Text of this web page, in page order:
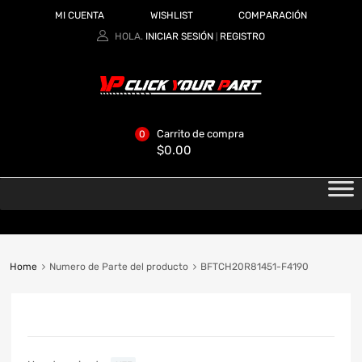
MI CUENTA WISHLIST
COMPARACIÓN
HOLA. INICIAR SESIÓN REGISTRO
Carrito de compra
$0.00
0
Home Numero de Parte del producto BFTCH20R81451-F4190